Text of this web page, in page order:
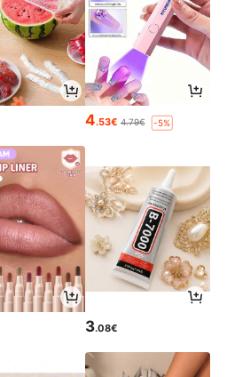
4.53€ 4.79€ -5%
3.08€